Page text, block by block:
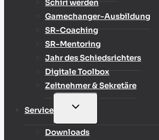
Schiri werden
Gamechanger-Ausbildung
SR-Coaching
SR-Mentoring
Jahr des Schiedsrichters
Digitale Toolbox
Zeitnehmer & Sekretäre
Service
UNTERMENÜ
Downloads